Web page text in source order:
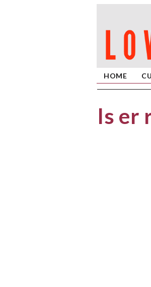
HOME
Is er